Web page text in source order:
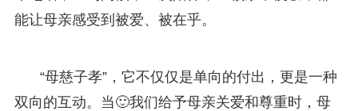
能让母亲感受到被爱、被在乎。
“母慈子孝”，它不仅仅是单向的付出，更是一种
双向的互动。当🙂我们给予母亲关爱和尊重时，母